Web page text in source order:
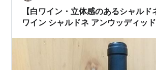
【白ワイン・立体感のあるシャル
ワイン シャルドネ アンウッディッ